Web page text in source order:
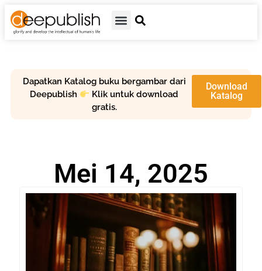
Dapatkan Katalog buku bergambar dari
Deepublish
Klik untuk download
gratis.
Download
Katalog
Mei 14, 2025